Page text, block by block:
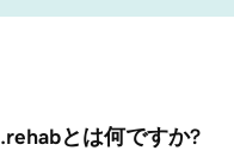
.rehabとは何ですか?